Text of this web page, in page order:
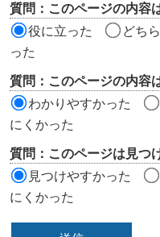
価
ア
質問：このページの内容
役に立った
どち
った
質問：このページの内容
わかりやすかった
にくかった
質問：このページは見つ
見つけやすかった
にくかった